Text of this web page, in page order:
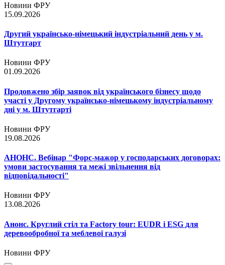
Новини ФРУ
15.09.2026
Другий українсько-німецький індустріальний день у м.
Штутгарт
Новини ФРУ
01.09.2026
Продовжено збір заявок від українського бізнесу щодо
участі у Другому українсько-німецькому індустріальному
дні у м. Штутгарті
Новини ФРУ
19.08.2026
АНОНС. Вебінар "Форс-мажор у господарських договорах:
умови застосування та межі звільнення від
відповідальності"
Новини ФРУ
13.08.2026
Анонс. Круглий стіл та Factory tour: EUDR і ESG для
деревообробної та меблевої галузі
Новини ФРУ